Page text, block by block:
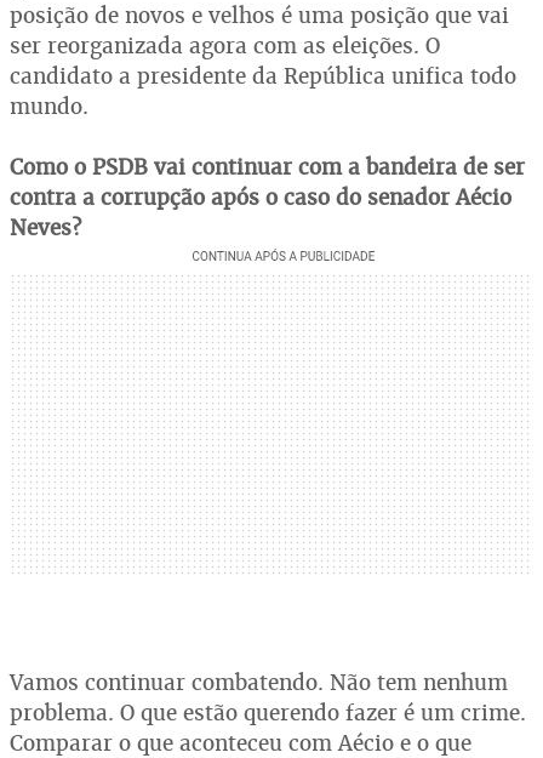
posição de novos e velhos é uma posição que vai
ser reorganizada agora com as eleições. O
candidato a presidente da República unifica todo
mundo.
Como o PSDB vai continuar com a bandeira de ser
contra a corrupção após o caso do senador Aécio
Neves?
Vamos continuar combatendo. Não tem nenhum
problema. O que estão querendo fazer é um crime.
Comparar o que aconteceu com Aécio e o que